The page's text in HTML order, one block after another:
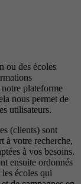
ou des écoles
plateforme
nous permet de
utilisateurs.
(clients) sont
à votre recherche,
à vos besoins.
ensuite ordonnés
écoles qui